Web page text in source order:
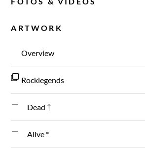
ARTWORK
Overview
Rocklegends
Dead †
Alive *